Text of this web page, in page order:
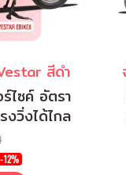
สีดำ
ไซค์ อัตรา
งวิ่งได้ไกล
-12%